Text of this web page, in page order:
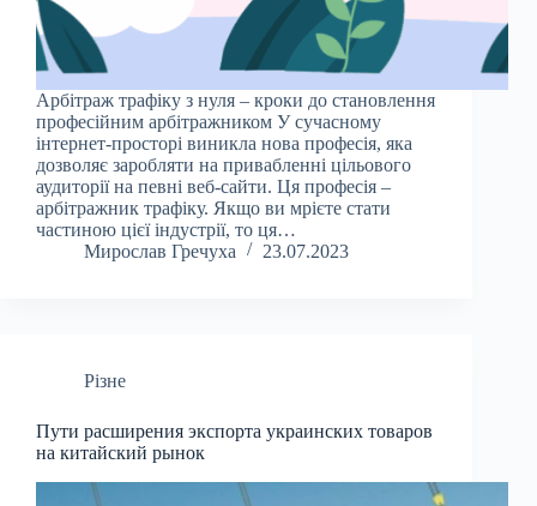
Арбітраж трафіку з нуля – кроки до становлення
професійним арбітражником У сучасному
інтернет-просторі виникла нова професія, яка
дозволяє заробляти на привабленні цільового
аудиторії на певні веб-сайти. Ця професія –
арбітражник трафіку. Якщо ви мрієте стати
частиною цієї індустрії, то ця…
Мирослав Гречуха
23.07.2023
Різне
Пути расширения экспорта украинских товаров
на китайский рынок